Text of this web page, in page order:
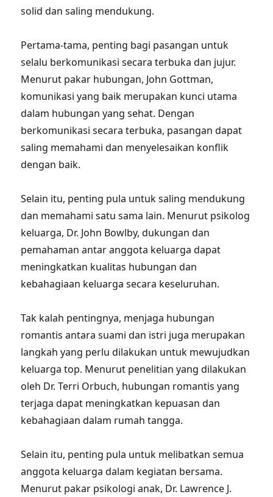
solid dan saling mendukung.
Pertama-tama, penting bagi pasangan untuk
selalu berkomunikasi secara terbuka dan jujur.
Menurut pakar hubungan, John Gottman,
komunikasi yang baik merupakan kunci utama
dalam hubungan yang sehat. Dengan
berkomunikasi secara terbuka, pasangan dapat
saling memahami dan menyelesaikan konflik
dengan baik.
Selain itu, penting pula untuk saling mendukung
dan memahami satu sama lain. Menurut psikolog
keluarga, Dr. John Bowlby, dukungan dan
pemahaman antar anggota keluarga dapat
meningkatkan kualitas hubungan dan
kebahagiaan keluarga secara keseluruhan.
Tak kalah pentingnya, menjaga hubungan
romantis antara suami dan istri juga merupakan
langkah yang perlu dilakukan untuk mewujudkan
keluarga top. Menurut penelitian yang dilakukan
oleh Dr. Terri Orbuch, hubungan romantis yang
terjaga dapat meningkatkan kepuasan dan
kebahagiaan dalam rumah tangga.
Selain itu, penting pula untuk melibatkan semua
anggota keluarga dalam kegiatan bersama.
Menurut pakar psikologi anak, Dr. Lawrence J.